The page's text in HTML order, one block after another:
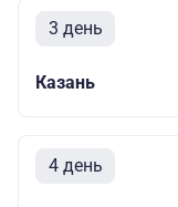
3 день
Казань
4 день